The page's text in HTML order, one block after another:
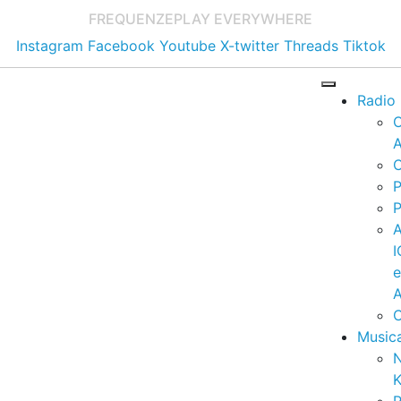
FREQUENZEPLAY EVERYWHERE
Instagram Facebook Youtube X-twitter Threads Tiktok
Radio
e